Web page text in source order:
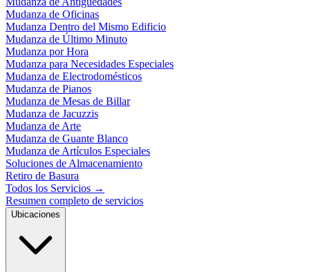
Mudanza de Oficinas
Mudanza Dentro del Mismo Edificio
Mudanza de Último Minuto
Mudanza por Hora
Mudanza para Necesidades Especiales
Mudanza de Electrodomésticos
Mudanza de Pianos
Mudanza de Mesas de Billar
Mudanza de Jacuzzis
Mudanza de Arte
Mudanza de Guante Blanco
Mudanza de Artículos Especiales
Soluciones de Almacenamiento
Retiro de Basura
Todos los Servicios →
Resumen completo de servicios
Ubicaciones